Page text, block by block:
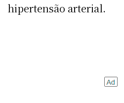
hipertensão arterial.